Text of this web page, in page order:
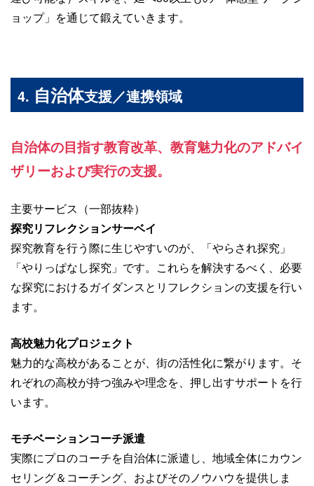
ョップ」を通じて鍛えていきます。
4. 自治体支援／連携領域
自治体の目指す教育改革、教育魅力化のアドバイ
ザリーおよび実行の支援。
主要サービス（一部抜粋）
探究リフレクションサーベイ
探究教育を行う際に生じやすいのが、「やらされ探究」
「やりっぱなし探究」です。これらを解決するべく、必要
な探究におけるガイダンスとリフレクションの支援を行い
ます。
高校魅力化プロジェクト
魅力的な高校があることが、街の活性化に繋がります。そ
れぞれの高校が持つ強みや理念を、押し出すサポートを行
います。
モチベーションコーチ派遣
実際にプロのコーチを自治体に派遣し、地域全体にカウン
セリング＆コーチング、およびそのノウハウを提供しま